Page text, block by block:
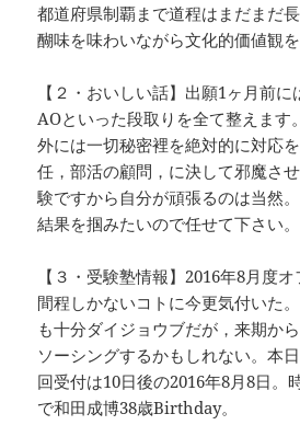
都道府県制覇まで道程はまだまだ
醐味を味わいながら文化的価値観を
【２・おいしい話】出願1ヶ月前
AOといった段取りを全て整えます
外には一切秘密裡を絶対的に対応
任，部活の顧問，に決して邪魔さ
験ですから自分が頑張るのは当然
結果を掴みたいので任せて下さい。
【３・受験塾情報】2016年8月度
間程しかないコトに今更気付いた
も十分ダイジョウブだが，来期か
ソーシングするかもしれない。本
回受付は10日後の2016年8月8日。
で和田成博38歳Birthday。